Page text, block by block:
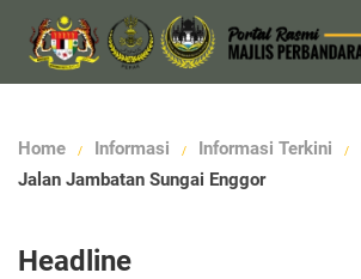
Home Informasi Informasi Terkini
Jalan Jambatan Sungai Enggor
Headline